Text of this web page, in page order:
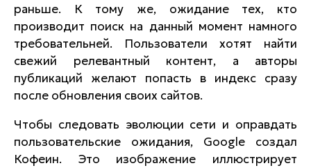
раньше. К тому же, ожидание тех, кто
производит поиск на данный момент намного
требовательней. Пользователи хотят найти
свежий релевантный контент, а авторы
публикаций желают попасть в индекс сразу
после обновления своих сайтов.
Чтобы следовать эволюции сети и оправдать
пользовательские ожидания, Google создал
Кофеин. Это изображение иллюстрирует